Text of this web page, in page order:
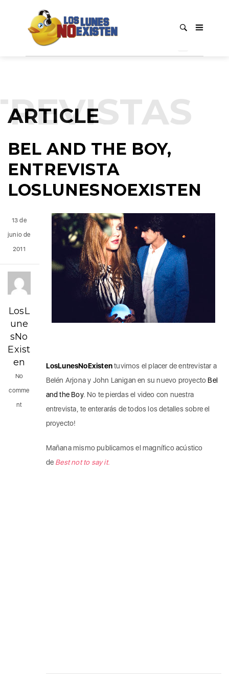
ARTICLE
BEL AND THE BOY,
ENTREVISTA
LOSLUNESNOEXISTEN
LosLunesNoExistentuvimos el placer de entrevistar a
Belén Arjona y John Lanigan en su nuevo proyecto Bel
and the Boy. No te pierdas el video con nuestra
entrevista, te enterarás de todos los detalles sobre el
proyecto!
Mañana mismo publicamos el magnífico acústico
de Best not to say it.
13 de
junio de
2011
LosL
une
sNo
Exist
en
No
comme
nt